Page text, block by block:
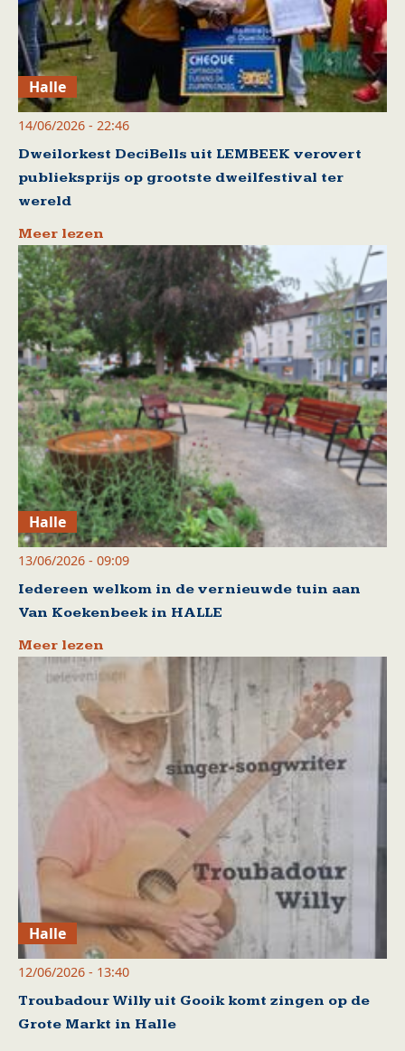
Halle
14/06/2026 - 22:46
Dweilorkest DeciBells uit LEMBEEK verovert
publieksprijs op grootste dweilfestival ter
wereld
Meer lezen
Halle
13/06/2026 - 09:09
Iedereen welkom in de vernieuwde tuin aan
Van Koekenbeek in HALLE
Meer lezen
Halle
12/06/2026 - 13:40
Troubadour Willy uit Gooik komt zingen op de
Grote Markt in Halle